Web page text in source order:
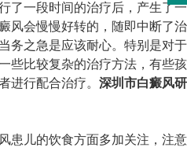
一段时间的治疗后，产生了一
风会慢慢好转的，随即中断了治
务之急是应该耐心。特别是对于
些比较复杂的治疗方法，有些孩
进行配合治疗。 深圳市白癜风研
儿的饮食方面多加关注，注意